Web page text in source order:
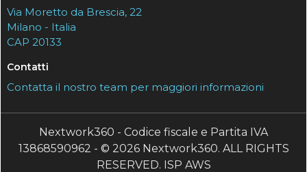
Via Moretto da Brescia, 22
Milano - Italia
CAP 20133
Contatti
Contatta il nostro team per maggiori informazioni
Nextwork360 - Codice fiscale e Partita IVA
13868590962 - © 2026 Nextwork360. ALL RIGHTS
RESERVED. ISP AWS